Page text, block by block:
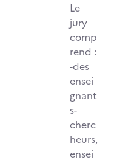
Le
jury
comp
rend :
-des
ensei
gnant
s-
cherc
heurs,
ensei